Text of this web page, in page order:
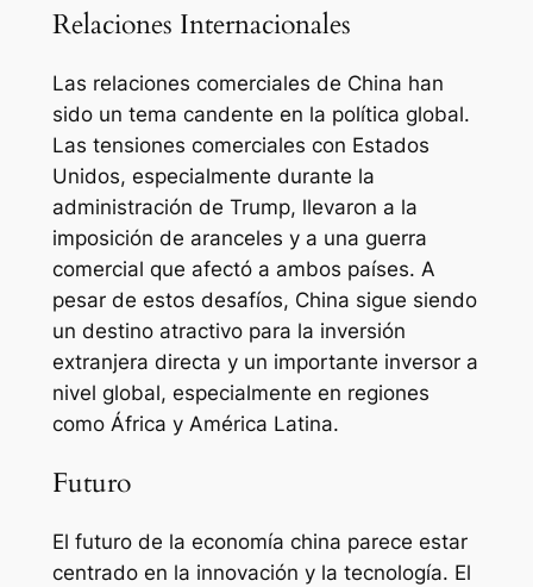
Relaciones Internacionales
Las relaciones comerciales de China han
sido un tema candente en la política global.
Las tensiones comerciales con Estados
Unidos, especialmente durante la
administración de Trump, llevaron a la
imposición de aranceles y a una guerra
comercial que afectó a ambos países. A
pesar de estos desafíos, China sigue siendo
un destino atractivo para la inversión
extranjera directa y un importante inversor a
nivel global, especialmente en regiones
como África y América Latina.
Futuro
El futuro de la economía china parece estar
centrado en la innovación y la tecnología. El